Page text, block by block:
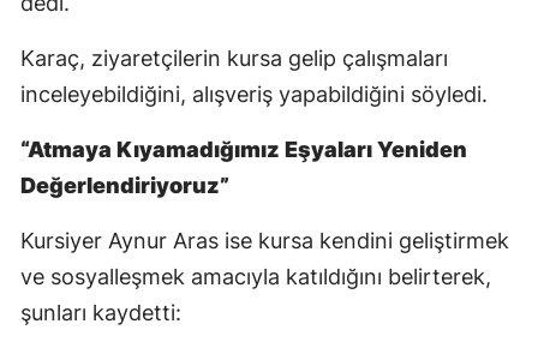
Malatya
Muğla
Karaç, ziyaretçilerin kursa gelip çalışmaları
inceleyebildiğini, alışveriş yapabildiğini söyledi.
“Atmaya Kıyamadığımız Eşyaları Yeniden
Değerlendiriyoruz”
Kursiyer Aynur Aras ise kursa kendini geliştirmek
ve sosyalleşmek amacıyla katıldığını belirterek,
şunları kaydetti: